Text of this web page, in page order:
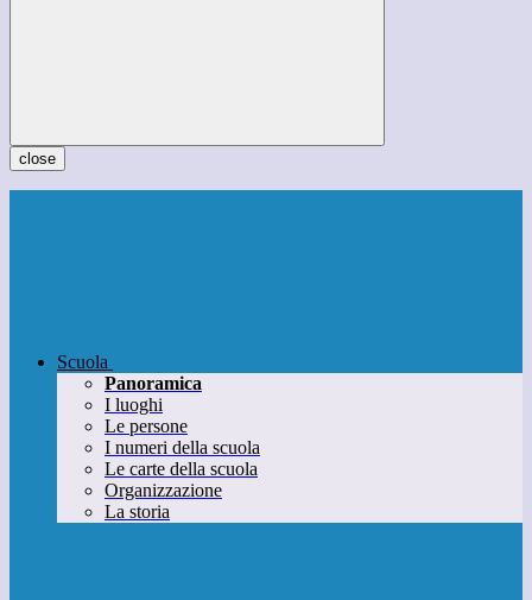
close
Scuola
Panoramica
I luoghi
Le persone
I numeri della scuola
Le carte della scuola
Organizzazione
La storia